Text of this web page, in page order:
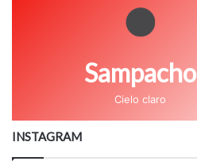
Sampacho
Cielo claro
INSTAGRAM